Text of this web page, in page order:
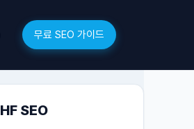
무료 SEO 가이드
HF SEO